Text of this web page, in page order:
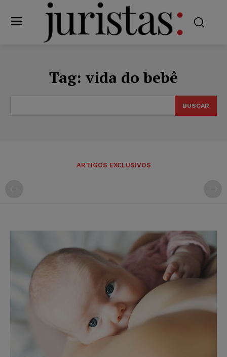
Tag: vida do bebê
BUSCAR
ARTIGOS EXCLUSIVOS